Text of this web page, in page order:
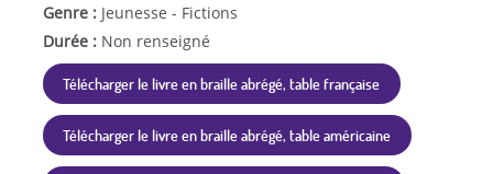
Genre : Jeunesse - Fictions
Durée : Non renseigné
Télécharger le livre en braille abrégé, table française
Télécharger le livre en braille abrégé, table américaine